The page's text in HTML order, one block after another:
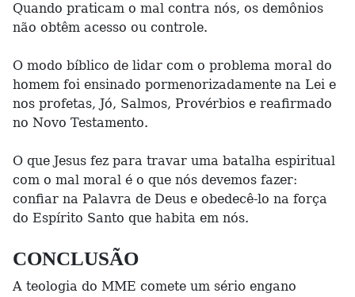
Quando praticam o mal contra nós, os demônios
não obtêm acesso ou controle.
O modo bíblico de lidar com o problema moral do
homem foi ensinado pormenorizadamente na Lei e
nos profetas, Jó, Salmos, Provérbios e reafirmado
no Novo Testamento.
O que Jesus fez para travar uma batalha espiritual
com o mal moral é o que nós devemos fazer:
confiar na Palavra de Deus e obedecê-lo na força
do Espírito Santo que habita em nós.
CONCLUSÃO
A teologia do MME comete um sério engano